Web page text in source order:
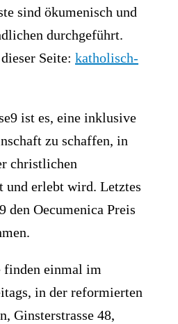
sind ökumenisch und
durchgeführt.
Seite: katholisch-
ist es, eine inklusive
zu schaffen, in
christlichen
und erlebt wird. Letztes
den Oecumenica Preis
finden einmal im
in der reformierten
Ginsterstrasse 48,